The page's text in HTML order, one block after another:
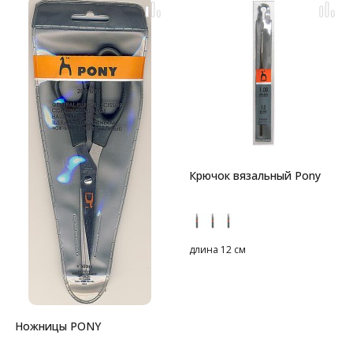
Ножницы PONY
Крючок вязальный Pony
длина 12 см